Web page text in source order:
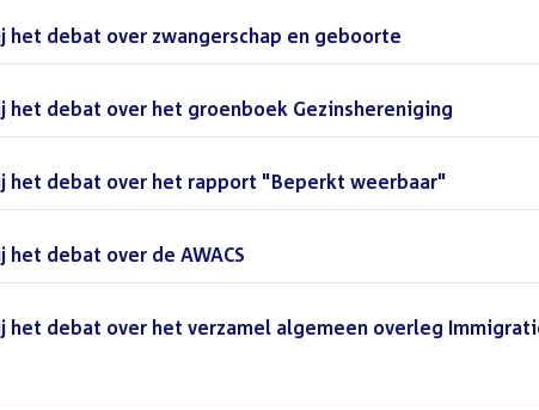
debat over zwangerschap en geboorte
debat over het groenboek Gezinshereniging
het debat over het rapport "Beperkt weerbaar"
debat over de AWACS
het debat over het verzamel algemeen overleg